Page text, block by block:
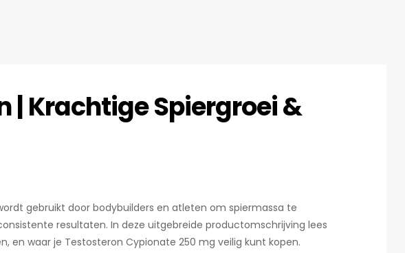
| Krachtige Spiergroei &
gebruikt door bodybuilders en atleten om spiermassa te
resultaten. In deze uitgebreide productomschrijving lees
en waar je Testosteron Cypionate 250 mg veilig kunt kopen.